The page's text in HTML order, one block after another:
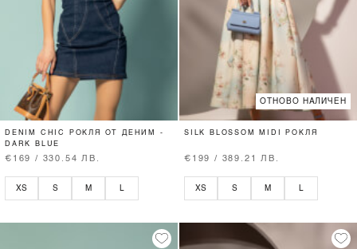
DENIM CHIC РОКЛЯ ОТ ДЕНИМ -
DARK BLUE
€169 / 330.54 ЛВ.
XS S M L
ОТНОВО НАЛИЧЕН
SILK BLOSSOM MIDI РОКЛЯ
€199 / 389.21 ЛВ.
XS S M L